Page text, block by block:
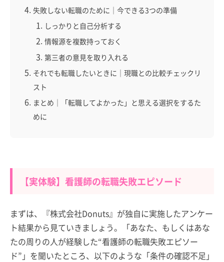
失敗しない転職のために｜今できる3つの準備
しっかりと自己分析する
情報源を複数持っておく
第三者の意見を取り入れる
それでも転職したいときに｜現職との比較チェックリ
スト
まとめ｜「転職してよかった」と思える選択をするた
めに
【実体験】看護師の転職失敗エピソード
まずは、『株式会社Donuts』が独自に実施したアンケー
ト結果から見ていきましょう。「あなた、もしくはあな
たの周りの人が経験した“看護師の転職失敗エピソー
ド”」を聞いたところ、以下のような「条件の確認不足」